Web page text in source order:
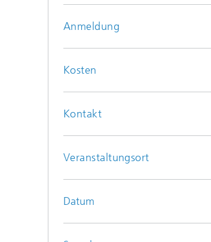
Anmeldung
Kosten
Kontakt
Veranstaltungsort
Datum